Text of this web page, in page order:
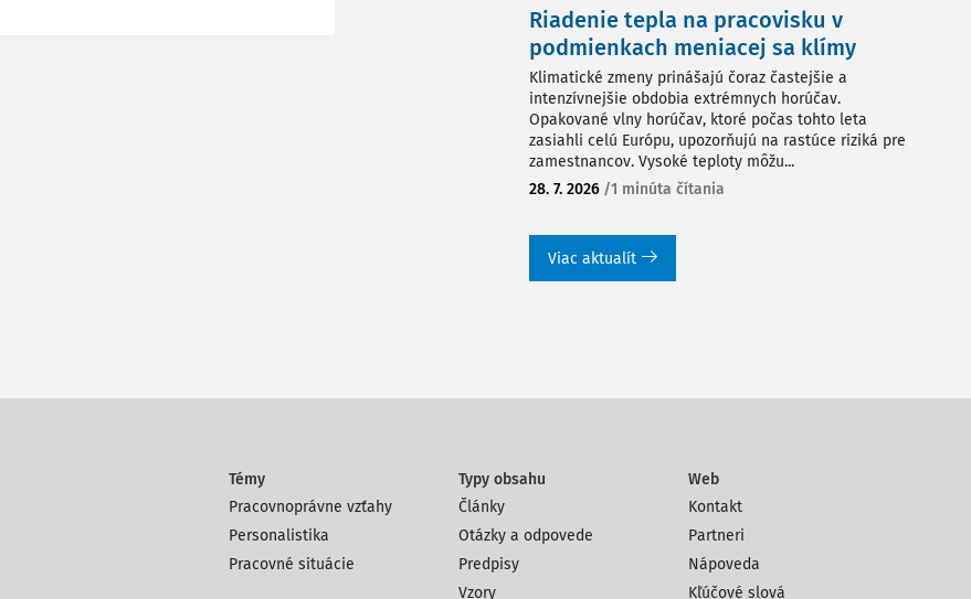
Riadenie tepla na pracovisku v
podmienkach meniacej sa klímy
Klimatické zmeny prinášajú čoraz častejšie a
intenzívnejšie obdobia extrémnych horúčav.
Opakované vlny horúčav, ktoré počas tohto leta
zasiahli celú Európu, upozorňujú na rastúce riziká pre
zamestnancov. Vysoké teploty môžu...
28. 7. 2026 /1 minúta čítania
Viac aktualít
Témy
Pracovnoprávne vzťahy
Personalistika
Pracovné situácie
Typy obsahu
Články
Otázky a odpovede
Predpisy
Vzory
Web
Kontakt
Partneri
Nápoveda
Kľúčové slová